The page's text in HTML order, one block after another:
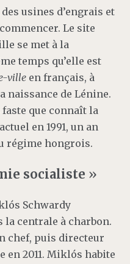
usines d’engrais et
Le site
se met à la
temps qu’elle est
ville en français, à
naissance de Lénine.
faste que connaît la
en 1991, un an
régime hongrois.
socialiste »
Schwardy
la centrale à charbon.
chef, puis directeur
en 2011. Miklós habite